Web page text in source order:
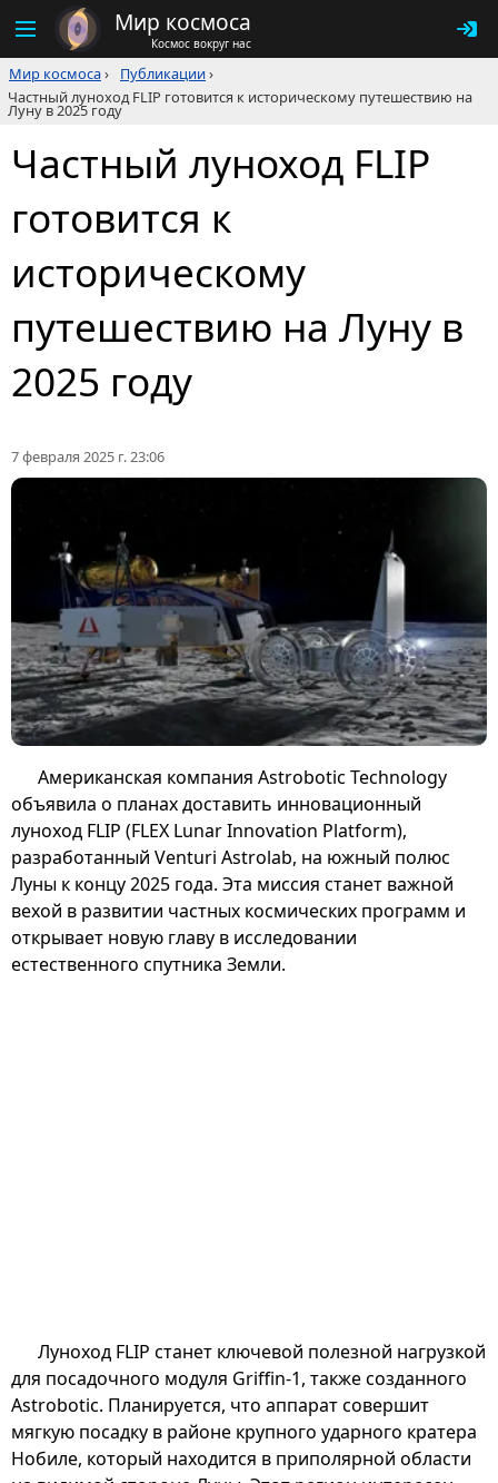
Мир космоса
Космос вокруг нас
Мир космоса› Публикации›
Частный луноход FLIP готовится к историческому путешествию на
Луну в 2025 году
Частный луноход FLIP
готовится к
историческому
путешествию на Луну в
2025 году
7 февраля 2025 г. 23:06
Американская компания Astrobotic Technology
объявила о планах доставить инновационный
луноход FLIP (FLEX Lunar Innovation Platform),
разработанный Venturi Astrolab, на южный полюс
Луны к концу 2025 года. Эта миссия станет важной
вехой в развитии частных космических программ и
открывает новую главу в исследовании
естественного спутника Земли.
Луноход FLIP станет ключевой полезной нагрузкой
для посадочного модуля Griffin-1, также созданного
Astrobotic. Планируется, что аппарат совершит
мягкую посадку в районе крупного ударного кратера
Нобиле, который находится в приполярной области